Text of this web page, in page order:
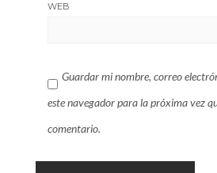
WEB
Guardar mi nombre, correo
este navegador para la próxima vez
comentario.